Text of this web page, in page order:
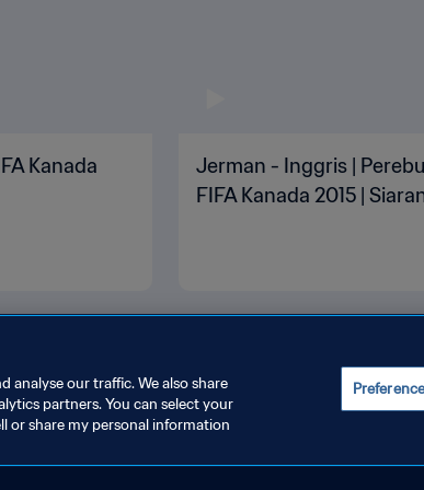
Kanada
Jerman - Inggris |
FIFA Kanada 2015 |
KUKI
analyse our traffic. We also share
partners. You can select your
or share my personal information